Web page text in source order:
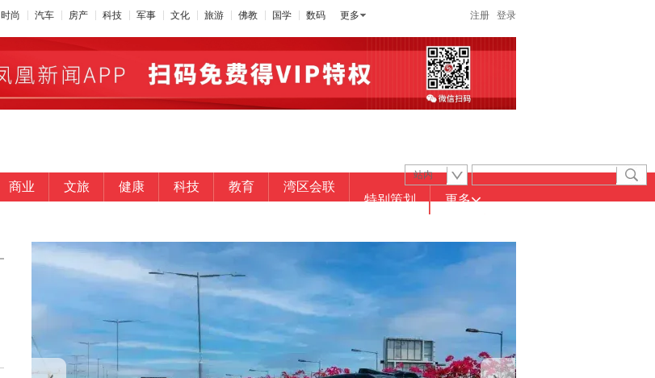
时尚 汽车 房产 科技 军事 文化 旅游 佛教 国学 数码 更多 注册 登录
站内
商业 文旅 健康 科技 教育
湾区会联
特别策划
更多